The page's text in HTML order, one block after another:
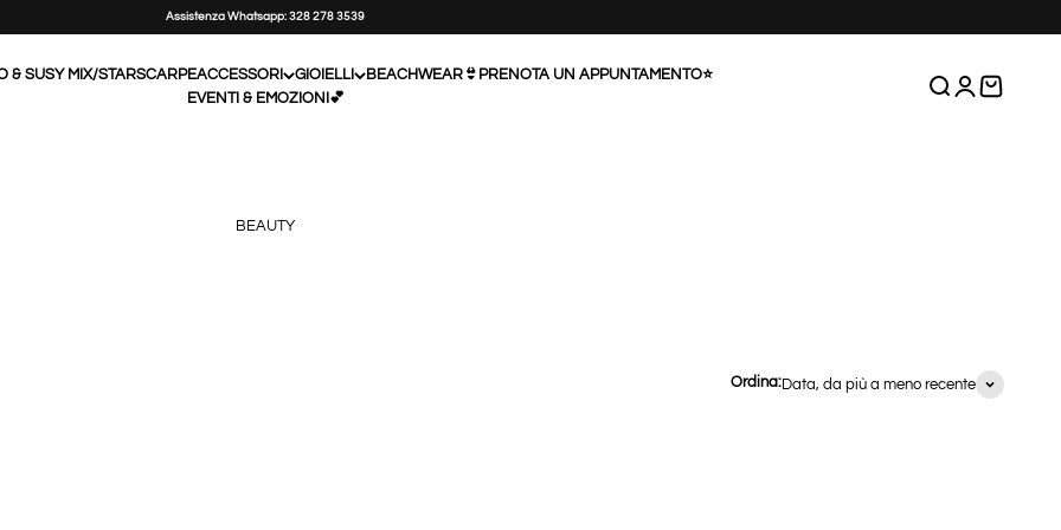
Assistenza Whatsapp: 328 278 3539
& SUSY MIX/STARSCARPEACCESSORI GIOIELLI BEACHWEAR👙 PRENOTA UN APPUNTAMENTO⭐
EVENTI & EMOZIONI💕
CercaAccediCarrello
Ordina:Data, da più a meno recente